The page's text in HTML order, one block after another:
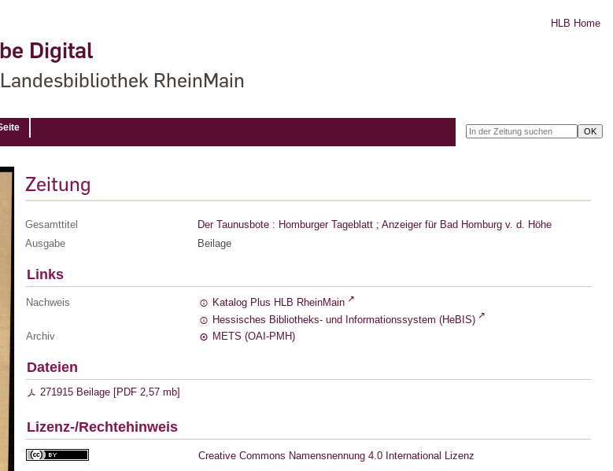
Digital
RheinMain
HLB Home
Zeitung
Gesamttitel
Der Taunusbote : Homburger Tageblatt ; Anzeiger für Bad Homburg v. d. Höhe
Ausgabe
Beilage
Links
Nachweis
Katalog Plus HLB RheinMain
Hessisches Bibliotheks- und Informationssystem (HeBIS)
Archiv
METS (OAI-PMH)
Dateien
271915 Beilage [PDF 2,57 mb]
Lizenz-/Rechtehinweis
Creative Commons Namensnennung 4.0 International Lizenz